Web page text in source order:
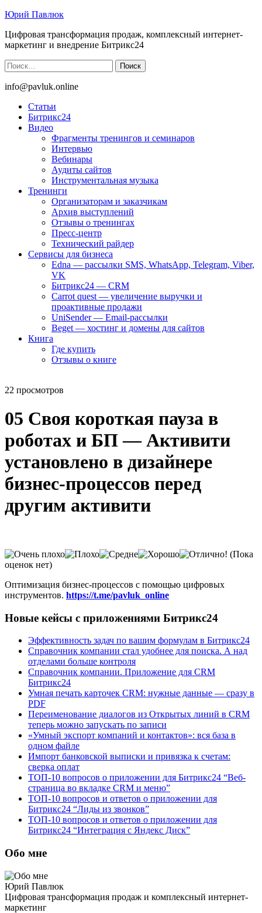
Юрий Павлюк
Цифровая трансформация продаж, комплексный интернет-
маркетинг и внедрение Битрикс24
Найти:
info@pavluk.online
Статьи
Битрикс24
Видео
Фрагменты тренингов и семинаров
Интервью
Вебинары
Аудиты сайтов
Инструментальная музыка
Тренинги
Организаторам и заказчикам
Архив выступлений
Отзывы о тренингах
Пресс-центр
Технический райдер
Сервисы для бизнеса
Edna — рассылки SMS, WhatsApp, Telegram, Viber,
VK
Битрикс24 — CRM
Carrot quest — увеличение выручки и
проактивные продажи
UniSender — Email-рассылки
Beget — хостинг и домены для сайтов
Книга
Где купить
Отзывы о книге
22 просмотров
05 Своя короткая пауза в
роботах и БП — Активити
установлено в дизайнере
бизнес-процессов перед
другим активити
(Пока
оценок нет)
Оптимизация бизнес-процессов с помощью цифровых
инструментов. https://t.me/pavluk_online
Новые кейсы с приложениями Битрикс24
Эффективность задач по вашим формулам в Битрикс24
Справочник компании стал удобнее для поиска. А над
отделами больше контроля
Справочник компании. Приложение для CRM
Битрикс24
Умная печать карточек CRM: нужные данные — сразу в
PDF
Переименование диалогов из Открытых линий в CRM
теперь можно запускать по записи
«Умный экспорт компаний и контактов»: вся база в
одном файле
Импорт банковской выписки и привязка к счетам:
сверка оплат
ТОП-10 вопросов о приложении для Битрикс24 “Веб-
страница во вкладке CRM и меню”
ТОП-10 вопросов и ответов о приложении для
Битрикс24 “Лиды из звонков”
ТОП-10 вопросов и ответов о приложении для
Битрикс24 “Интеграция с Яндекс Диск”
Обо мне
Юрий Павлюк
Цифровая трансформация продаж и комплексный интернет-
маркетинг